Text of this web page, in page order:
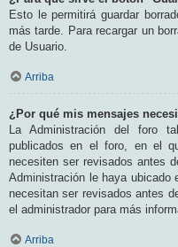
Esto le permitirá guardar
más tarde. Para recargar un
de Usuario.
Arriba
¿Por qué mis mensajes
La Administración del foro
publicados en el foro, en el
necesiten ser revisados antes
Administración le haya ubicado
necesitan ser revisados antes
el administrador para más
Arriba